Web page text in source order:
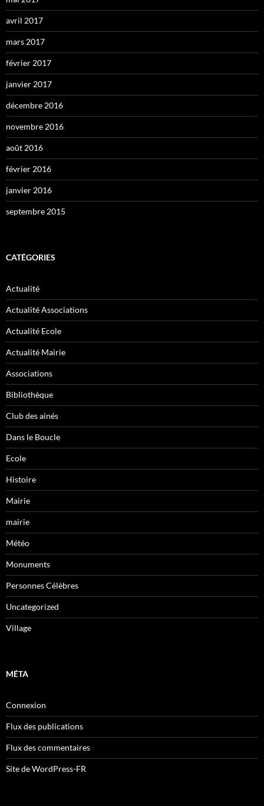
avril 2017
mars 2017
février 2017
janvier 2017
décembre 2016
novembre 2016
août 2016
février 2016
janvier 2016
septembre 2015
CATÉGORIES
Actualité
Actualité Associations
Actualité Ecole
Actualité Mairie
Associations
Bibliothèque
Club des ainés
Dans le Boucle
Ecole
Histoire
Mairie
mairie
Météo
Monuments
Personnes Célèbres
Uncategorized
Village
MÉTA
Connexion
Flux des publications
Flux des commentaires
Site de WordPress-FR